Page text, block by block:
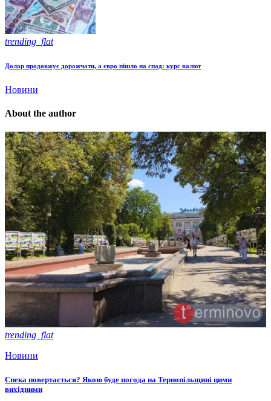
trending_flat
Долар продовжує дорожчати, а євро пішло на спад: курс валют
Новини
About the author
trending_flat
Новини
Спека повертається? Якою буде погода на Тернопільщині цими
вихідними